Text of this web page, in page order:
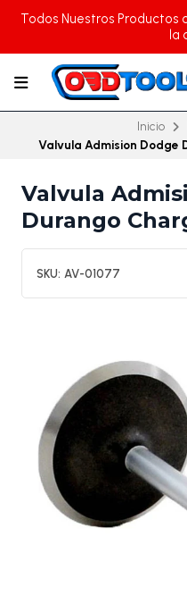
Todos Nuestros Productos
la
Inicio
Valvula Admision Dodge
Valvula
Durango
SKU: AV-01077